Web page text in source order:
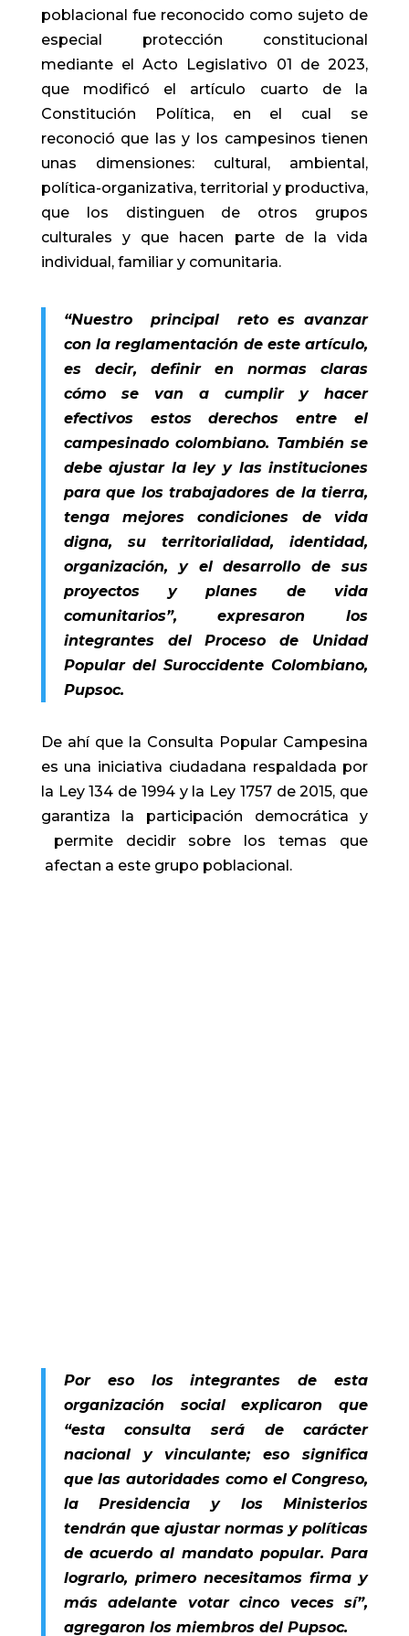
poblacional fue reconocido como sujeto de
especial protección constitucional
mediante el Acto Legislativo 01 de 2023,
que modificó el artículo cuarto de la
Constitución Política, en el cual se
reconoció que las y los campesinos tienen
unas dimensiones: cultural, ambiental,
política-organizativa, territorial y productiva,
que los distinguen de otros grupos
culturales y que hacen parte de la vida
individual, familiar y comunitaria.
“Nuestro principal reto es avanzar
con la reglamentación de este artículo,
es decir, definir en normas claras
cómo se van a cumplir y hacer
efectivos estos derechos entre el
campesinado colombiano. También se
debe ajustar la ley y las instituciones
para que los trabajadores de la tierra,
tenga mejores condiciones de vida
digna, su territorialidad, identidad,
organización, y el desarrollo de sus
proyectos y planes de vida
comunitarios”, expresaron los
integrantes del Proceso de Unidad
Popular del Suroccidente Colombiano,
Pupsoc.
De ahí que la Consulta Popular Campesina
es una iniciativa ciudadana respaldada por
la Ley 134 de 1994 y la Ley 1757 de 2015, que
garantiza la participación democrática y
permite decidir sobre los temas que
afectan a este grupo poblacional.
Por eso los integrantes de esta
organización social explicaron que
“esta consulta será de carácter
nacional y vinculante; eso significa
que las autoridades como el Congreso,
la Presidencia y los Ministerios
tendrán que ajustar normas y políticas
de acuerdo al mandato popular. Para
lograrlo, primero necesitamos firma y
más adelante votar cinco veces sí”,
agregaron los miembros del Pupsoc.